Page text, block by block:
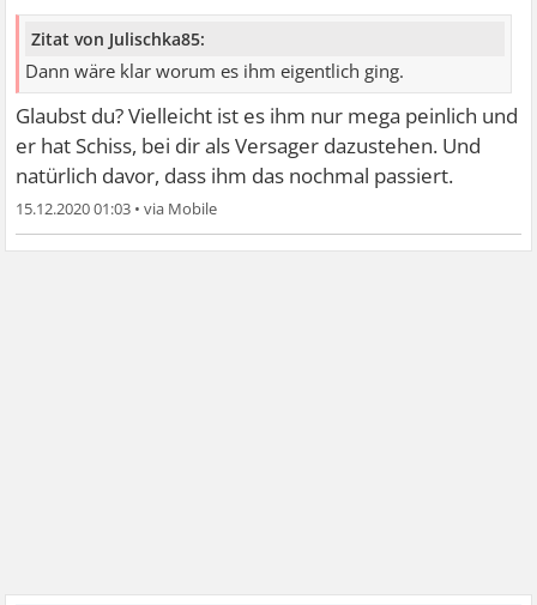
Zitat von Julischka85:
Dann wäre klar worum es ihm eigentlich ging.
Glaubst du? Vielleicht ist es ihm nur mega peinlich und
er hat Schiss, bei dir als Versager dazustehen. Und
natürlich davor, dass ihm das nochmal passiert.
15.12.2020 01:03 •